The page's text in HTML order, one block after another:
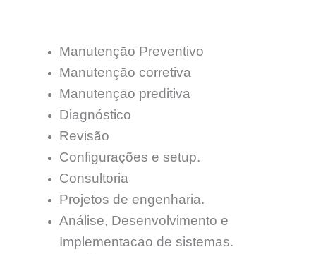
Manutençāo Preventivo
Manutençāo corretiva
Manutençāo preditiva
Diagnóstico
Revisão
Configurações e setup.
Consultoria
Projetos de engenharia.
Análise, Desenvolvimento e
Implementacāo de sistemas.